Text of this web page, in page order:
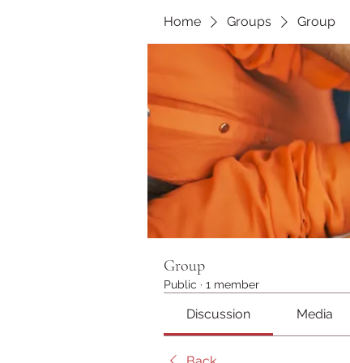
Home Groups Group
Group
Public · 1 member
Discussion Media